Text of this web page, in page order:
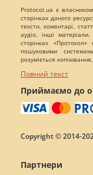
Protocol.ua є
сторінках даного
тексти, коментарі,
аудіо, інші
сторінках «Протокол»
пошуковими
розуміється
Повний текст
Приймаємо до
Copyright © 2014-
Партнери